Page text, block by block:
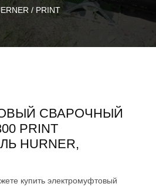
/ PRINT
СВАРОЧНЫЙ
PRINT
HURNER,
купить электромуфтовый